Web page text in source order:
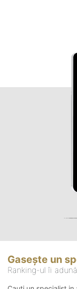
Gasește un
Ranking-ul îi